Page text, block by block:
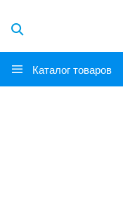
Каталог товаров